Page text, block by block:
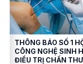
THÔNG BÁO SỐ 1
CÔNG NGHỆ SINH
ĐIỀU TRỊ CHẤN